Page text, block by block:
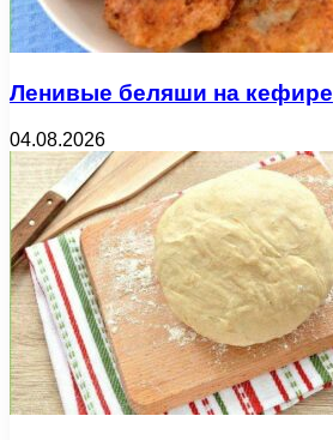
Ленивые беляши на кефире
04.08.2026